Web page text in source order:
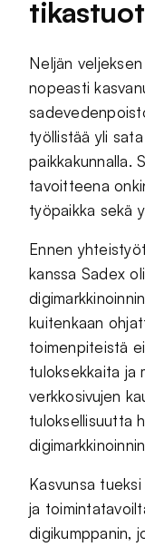
Neljän
nopeasti
työllistää yli
paikkakunnalla.
tavoitteena
työpaikka sekä
Ennen
kanssa Sadex
kuitenkaan
toimenpiteistä
tuloksekkaita ja
verkkosivujen
tuloksellisuutta
Kasvunsa
ja
digikumppanin,